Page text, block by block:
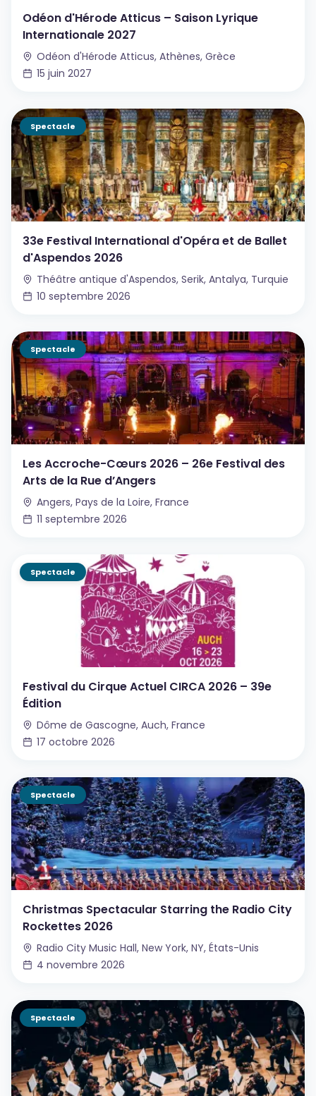
Odéon d'Hérode Atticus – Saison Lyrique
Internationale 2027
Odéon d'Hérode Atticus, Athènes, Grèce
15 juin 2027
Spectacle
33e Festival International d'Opéra et de Ballet
d'Aspendos 2026
Théâtre antique d'Aspendos, Serik, Antalya, Turquie
10 septembre 2026
Spectacle
Les Accroche-Cœurs 2026 – 26e Festival des
Arts de la Rue d’Angers
Angers, Pays de la Loire, France
11 septembre 2026
Spectacle
Festival du Cirque Actuel CIRCA 2026 – 39e
Édition
Dôme de Gascogne, Auch, France
17 octobre 2026
Spectacle
Christmas Spectacular Starring the Radio City
Rockettes 2026
Radio City Music Hall, New York, NY, États-Unis
4 novembre 2026
Spectacle